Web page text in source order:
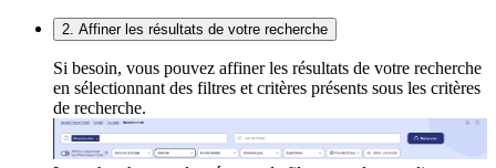
2. Affiner les résultats de votre recherche
Si besoin, vous pouvez affiner les résultats de votre recherche
en sélectionnant des filtres et critères présents sous les critères
de recherche.